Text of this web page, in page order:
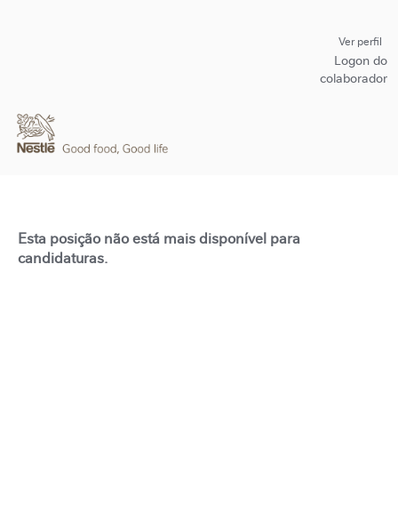
Ver perfil
Logon do
colaborador
Esta posição não está mais disponível para
candidaturas.